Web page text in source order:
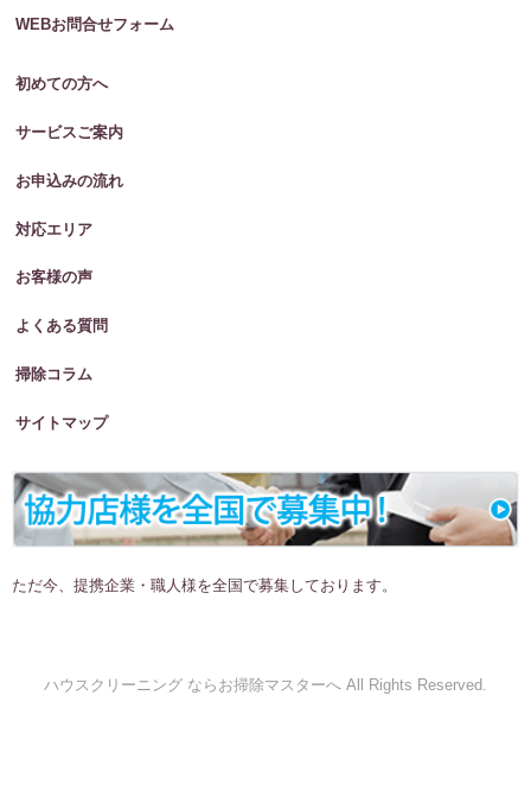
WEBお問合せフォーム
初めての方へ
サービスご案内
お申込みの流れ
対応エリア
お客様の声
よくある質問
掃除コラム
サイトマップ
ただ今、提携企業・職人様を全国で募集しております。
ハウスクリーニング ならお掃除マスターへ All Rights Reserved.